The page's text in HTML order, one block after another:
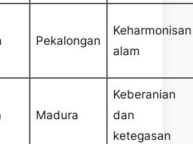
Pekalongan
Keharmonisan
alam
Madura
Keberanian
dan
ketegasan